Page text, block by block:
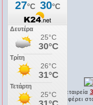
Ο χορηγός μας...
Ευχαριστούμε την εταιρεία
προσφέρει